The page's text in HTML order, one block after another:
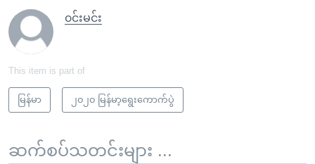
၀င်းမင်း
This item is part of
မြန်မာ ၂၀၂၀ မြန်မာ့ရွေးကောက်ပွဲ
ဆက်စပ်သတင်းများ ...